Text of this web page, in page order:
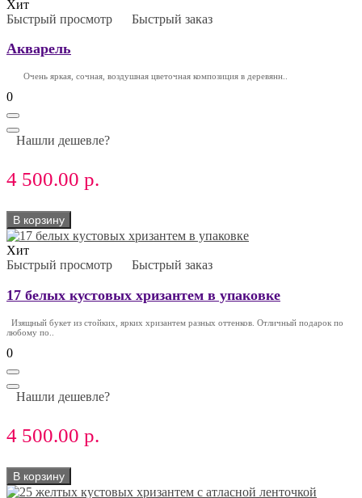
Хит
Быстрый просмотр
Быстрый заказ
Акварель
Очень яркая, сочная, воздушная цветочная композиция в деревянн..
0
Нашли дешевле?
4 500.00 р.
В корзину
Хит
Быстрый просмотр
Быстрый заказ
17 белых кустовых хризантем в упаковке
Изящный букет из стойких, ярких хризантем разных оттенков. Отличный подарок по
любому по..
0
Нашли дешевле?
4 500.00 р.
В корзину